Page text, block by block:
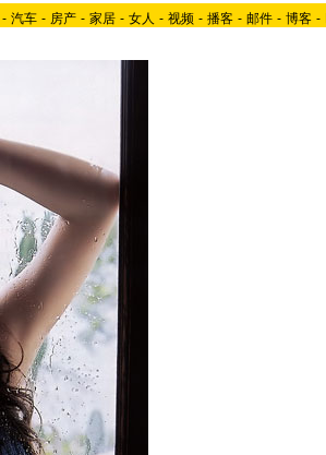
- 汽车 - 房产 - 家居 - 女人 - 视频 - 播客 - 邮件 - 博客 -